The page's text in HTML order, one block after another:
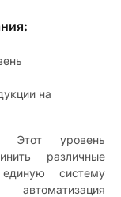
на
Этот уровень
различные
систему